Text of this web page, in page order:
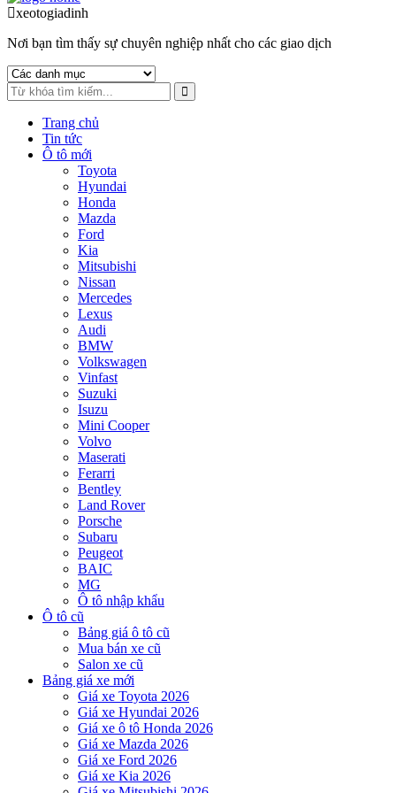
to
toxeotogiadinh
Nơi bạn tìm thấy sự chuyên nghiệp nhất cho các giao dịch
Trang chủ
Tin tức
Ô tô mới
Toyota
Hyundai
Honda
Mazda
Ford
Kia
Mitsubishi
Nissan
Mercedes
Lexus
Audi
BMW
Volkswagen
Vinfast
Suzuki
Isuzu
Mini Cooper
Volvo
Maserati
Ferarri
Bentley
Land Rover
Porsche
Subaru
Peugeot
BAIC
MG
Ô tô nhập khẩu
Ô tô cũ
Bảng giá ô tô cũ
Mua bán xe cũ
Salon xe cũ
Bảng giá xe mới
Giá xe Toyota 2026
Giá xe Hyundai 2026
Giá xe ô tô Honda 2026
Giá xe Mazda 2026
Giá xe Ford 2026
Giá xe Kia 2026